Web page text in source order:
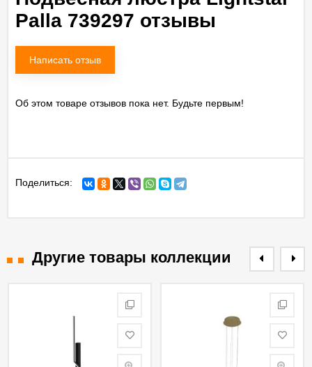
Palla 739297 отзывы
Написать отзыв
Об этом товаре отзывов пока нет. Будьте первым!
Поделиться:
Другие товары коллекции